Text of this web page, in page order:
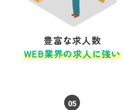
豊富な求人数
WEB業界の求人に強い
05